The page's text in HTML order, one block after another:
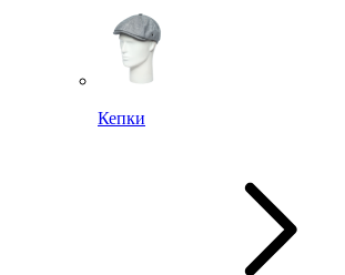
Кепки